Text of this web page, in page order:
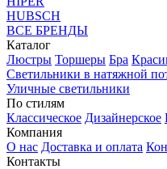
HUBSCH
ВСЕ БРЕНДЫ
Каталог
Люстры Торшеры Бра
Светильники в натяжной
Уличные светильники
По стилям
Классическое Дизайнерское
Компания
О нас Доставка и оплата
Контакты